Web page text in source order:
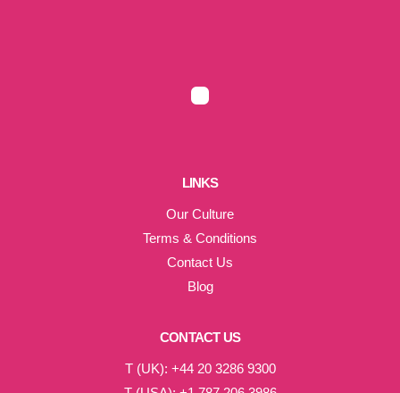
LINKS
Our Culture
Terms & Conditions
Contact Us
Blog
CONTACT US
T (UK): +44 20 3286 9300